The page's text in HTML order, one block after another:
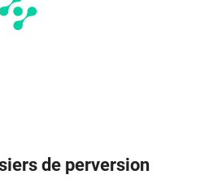
de perversion